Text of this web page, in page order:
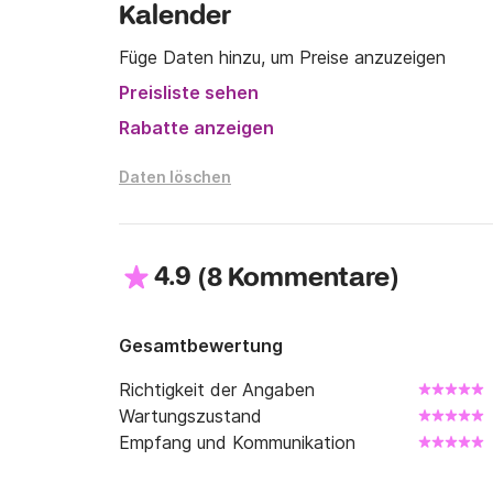
Nantes.
Ich möchte darauf hinweisen, dass die dritte
einen jungen Menschen geeignet, aber für
Kalender
Füge Daten hinzu, um Preise anzuzeigen
Preisliste sehen
Rabatte anzeigen
Daten löschen
4.9 (8 Kommentare)
Gesamtbewertung
Richtigkeit der Angaben
Wartungszustand
Empfang und Kommunikation